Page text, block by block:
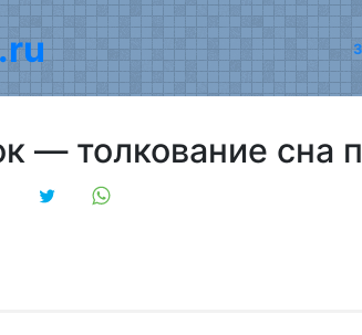
— толкование сна